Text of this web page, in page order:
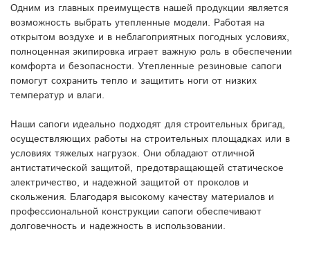
Одним из главных преимуществ нашей продукции является
возможность выбрать утепленные модели. Работая на
открытом воздухе и в неблагоприятных погодных условиях,
полноценная экипировка играет важную роль в обеспечении
комфорта и безопасности. Утепленные резиновые сапоги
помогут сохранить тепло и защитить ноги от низких
температур и влаги.
Наши сапоги идеально подходят для строительных бригад,
осуществляющих работы на строительных площадках или в
условиях тяжелых нагрузок. Они обладают отличной
антистатической защитой, предотвращающей статическое
электричество, и надежной защитой от проколов и
скольжения. Благодаря высокому качеству материалов и
профессиональной конструкции сапоги обеспечивают
долговечность и надежность в использовании.